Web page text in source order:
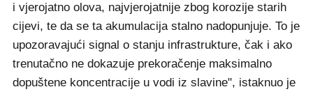
i vjerojatno olova, najvjerojatnije zbog korozije starih
cijevi, te da se ta akumulacija stalno nadopunjuje. To je
upozoravajući signal o stanju infrastrukture, čak i ako
trenutačno ne dokazuje prekoračenje maksimalno
dopuštene koncentracije u vodi iz slavine", istaknuo je